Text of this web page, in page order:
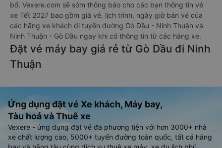
bố. Vexere.com sẽ sớm thông báo cho các bạn thông tin vé
xe Tết 2027 bao gồm giá vé, lịch trình, ngày giờ bán vé của
các hãng xe khách đi tuyến đường Gò Dầu - Ninh Thuận và
Ninh Thuận - Gò Dầu ngay khi có thông tin từ các hãng xe.
Đặt vé máy bay giá rẻ từ Gò Dầu đi Ninh
Thuận
Ứng dụng đặt vé Xe khách, Máy bay,
Tàu hoả và Thuê xe
Vexere - ứng dụng đặt vé đa phương tiện với hơn 3000+ nhà
xe chất lượng cao, 5000+ tuyến đường toàn quốc, tất cả hãng